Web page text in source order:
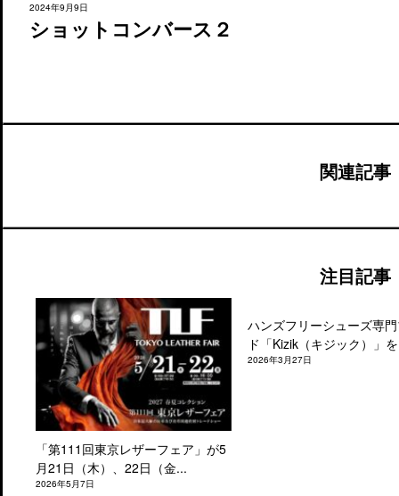
2024年9月9日
ショットコンバース２
関連記事
注目記事
「第111回東京レザーフェア」が5
月21日（木）、22日（金...
2026年5月7日
ハンズフリーシューズ専
ド「Kizik（キジック）」
2026年3月27日